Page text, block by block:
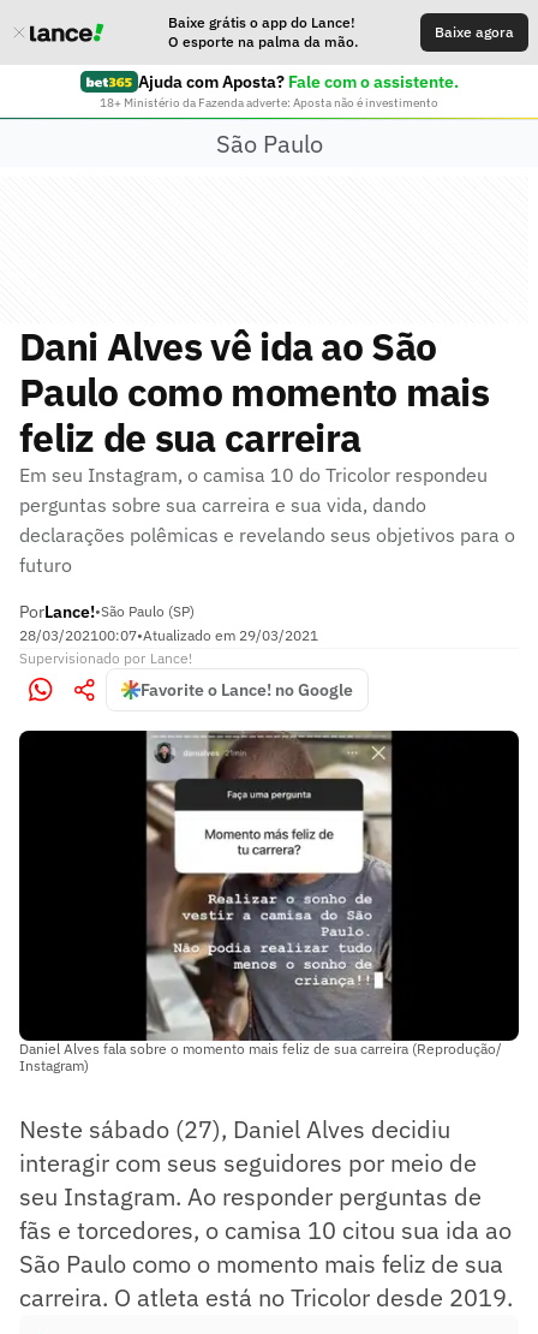
Baixe grátis o app do Lance!
O esporte na palma da mão.
Baixe agora
Ajuda com Aposta? Fale com o assistente.
18+ Ministério da Fazenda adverte: Aposta não é investimento
São Paulo
Dani Alves vê ida ao São
Paulo como momento mais
feliz de sua carreira
Em seu Instagram, o camisa 10 do Tricolor respondeu
perguntas sobre sua carreira e sua vida, dando
declarações polêmicas e revelando seus objetivos para o
futuro
PorLance!•São Paulo (SP)
28/03/202100:07•Atualizado em 29/03/2021
Supervisionado por Lance!
Favorite o Lance! no Google
Daniel Alves fala sobre o momento mais feliz de sua carreira (Reprodução/
Instagram)
Neste sábado (27), Daniel Alves decidiu
interagir com seus seguidores por meio de
seu Instagram. Ao responder perguntas de
fãs e torcedores, o camisa 10 citou sua ida ao
São Paulo como o momento mais feliz de sua
carreira. O atleta está no Tricolor desde 2019.